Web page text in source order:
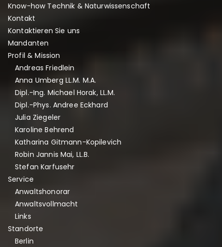
m
Know-how Technik & Naturwissenschaft
Kontakt
Kontaktieren Sie uns
Mandanten
Profil & Mission
Andreas Friedlein
Anna Umberg LL.M. M.A.
Dipl.-Ing. Michael Horak, LL.M.
Dipl.-Phys. Andree Eckhard
Julia Ziegeler
Karoline Behrend
Katharina Gitmann-Kopilevich
Robin Jannis Mai, LL.B.
Stefan Karfusehr
Service
Anwaltshonorar
Anwaltsvollmacht
Links
Standorte
Berlin